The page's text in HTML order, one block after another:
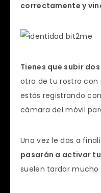
correctamente y
Tienes que subir
otra de tu rostro con
estás registrando
cámara del móvil
Una vez le das a
pasarán a activar
suelen tardar mucho